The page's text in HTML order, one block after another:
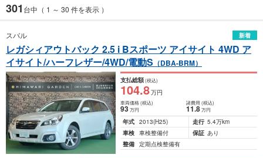
301 台中（ 1 ～ 30 件を表示 ）
スバル 新着
レガシィアウトバック 2.5 i Bスポーツ アイサイト 4WD ア
イサイト/ハーフレザー/4WD/電動S （DBA-BRM）
支払総額(税込)
104.8万円
車両価格(税込)
93万円
諸費用 (税込)
11.8 万円
年式 2013(H25) 走行 5.4万km
車検 車検整備付 保証 あり
整備 定期点検整備有